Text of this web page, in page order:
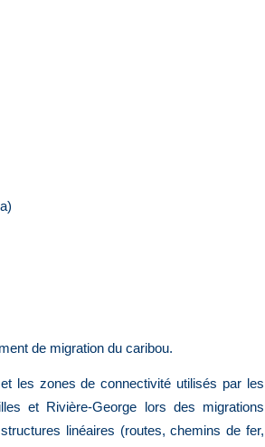
de migration du caribou.
les zones de connectivité utilisés par les
et Rivière-George lors des migrations
linéaires (routes, chemins de fer,